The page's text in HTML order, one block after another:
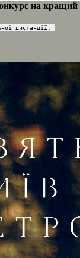
на
дистанції.